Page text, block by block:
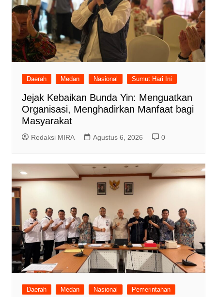
Daerah Medan Nasional Sumut Hari Ini
Jejak Kebaikan Bunda Yin: Menguatkan
Organisasi, Menghadirkan Manfaat bagi
Masyarakat
Redaksi MIRA Agustus 6, 2026 0
Daerah Medan Nasional
Pemerintahan